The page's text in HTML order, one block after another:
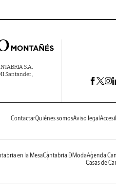
S.A.
Santander ,
ContactarQuiénes somosAviso legal
en la MesaCantabria DModaAgenda
Casas de